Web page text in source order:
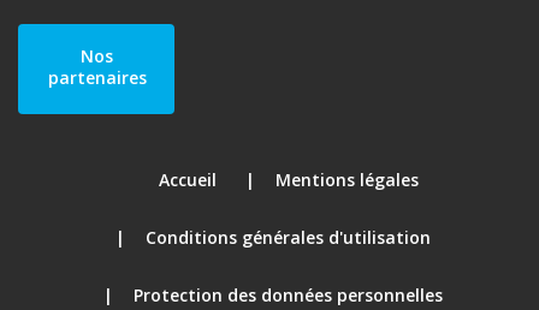
Nos
partenaires
Accueil Mentions légales
Conditions générales d'utilisation
Protection des données personnelles